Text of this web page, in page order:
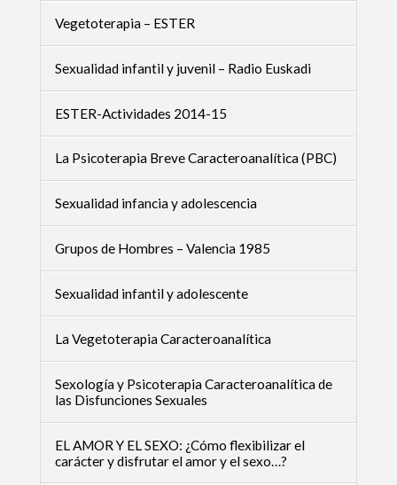
Vegetoterapia – ESTER
Sexualidad infantil y juvenil – Radio Euskadi
ESTER-Actividades 2014-15
La Psicoterapia Breve Caracteroanalítica (PBC)
Sexualidad infancia y adolescencia
Grupos de Hombres – Valencia 1985
Sexualidad infantil y adolescente
La Vegetoterapia Caracteroanalítica
Sexología y Psicoterapia Caracteroanalítica de
las Disfunciones Sexuales
EL AMOR Y EL SEXO: ¿Cómo flexibilizar el
carácter y disfrutar el amor y el sexo…?